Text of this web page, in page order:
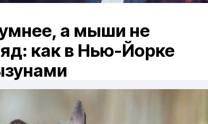
а мыши не
как в Нью-Йорке